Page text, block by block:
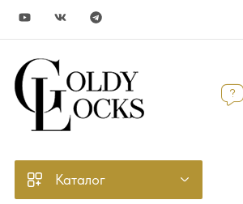
Каталог